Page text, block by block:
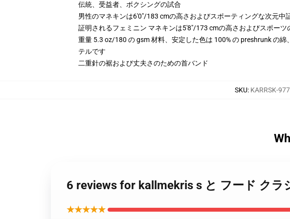
伝統、受益者、ボクシングの試合
男性のマネキンは6'0"/183 cmの高さおよびスポーティングな次元中
証明されるフェミニン マネキンは5'8"/173 cmの高さおよびスポーツ
重量 5.3 oz/180 の gsm 材料、安定した色は 100% の preshrunk の
テルです
二重針の裾および丈夫さのための首バンド
SKU: KARRSK-
6 reviews for kallmekris s と フード クラ
★★★★★